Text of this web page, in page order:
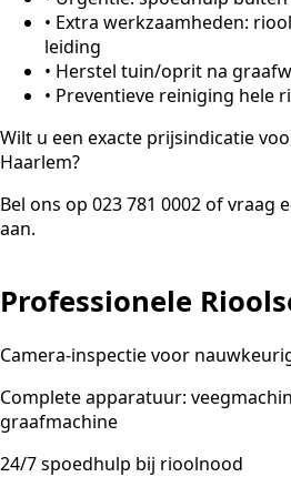
• Extra werkzaamheden:
leiding
• Herstel tuin/oprit na
• Preventieve reiniging hele
Wilt u een exacte prijsindicatie
Haarlem?
Bel ons op 023 781 0002 of vraag
aan.
Professionele
Camera-inspectie voor
Complete apparatuur:
graafmachine
24/7 spoedhulp bij rioolnood